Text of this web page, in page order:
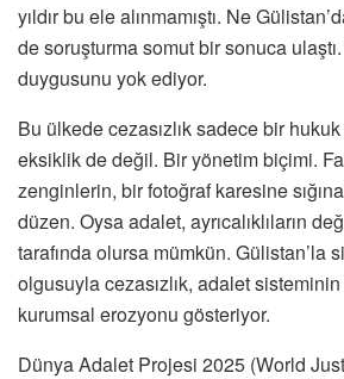
yıldır bu ele alınmamıştı. Ne
de soruşturma somut bir sonuca
duygusunu yok ediyor.
Bu ülkede cezasızlık sadece bir
eksiklik de değil. Bir yönetim biçimi.
zenginlerin, bir fotoğraf karesine
düzen. Oysa adalet, ayrıcalıklıların
tarafında olursa mümkün. Gülistan’la
olgusuyla cezasızlık, adalet
kurumsal erozyonu gösteriyor.
Dünya Adalet Projesi 2025 (World